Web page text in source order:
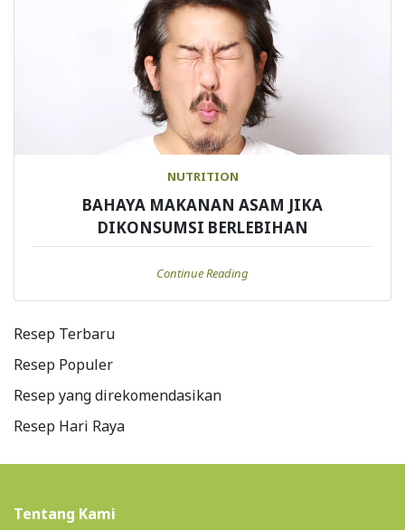
NUTRITION
BAHAYA MAKANAN ASAM JIKA
DIKONSUMSI BERLEBIHAN
Continue Reading
Resep Terbaru
Resep Populer
Resep yang direkomendasikan
Resep Hari Raya
Tentang Kami